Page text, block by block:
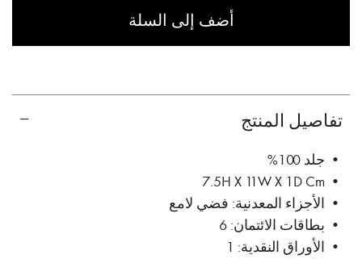
أضف إلى السلة
تفاصيل المنتج
• جلد 100%
• 7.5H X 11W X 1D Cm
• الأجزاء المعدنية: فضي لامع
• بطاقات الائتمان: 6
• الأوراق النقدية: 1